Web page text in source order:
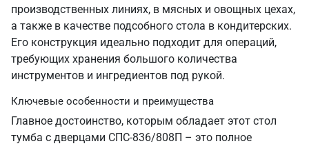
производственных линиях, в мясных и овощных цехах,
а также в качестве подсобного стола в кондитерских.
Его конструкция идеально подходит для операций,
требующих хранения большого количества
инструментов и ингредиентов под рукой.
Ключевые особенности и преимущества
Главное достоинство, которым обладает этот стол
тумба с дверцами СПС-836/808П – это полное